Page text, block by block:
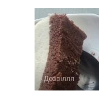
Дозвілля